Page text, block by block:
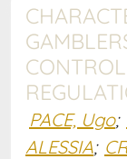
PACE, Ugo;
ALESSIA;